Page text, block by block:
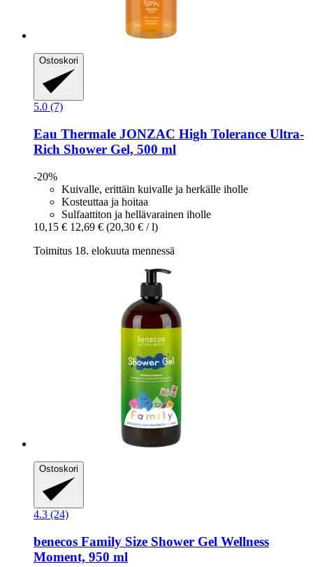
Ostoskori
5.0 (7)
Eau Thermale JONZAC High Tolerance Ultra-​
Rich Shower Gel, 500 ml
-20%
Kuivalle, erittäin kuivalle ja herkälle iholle
Kosteuttaa ja hoitaa
Sulfaattiton ja hellävarainen iholle
10,15 € 12,69 € (20,30 € / l)
Toimitus 18. elokuuta mennessä
Ostoskori
4.3 (24)
benecos Family Size Shower Gel Wellness
Moment, 950 ml